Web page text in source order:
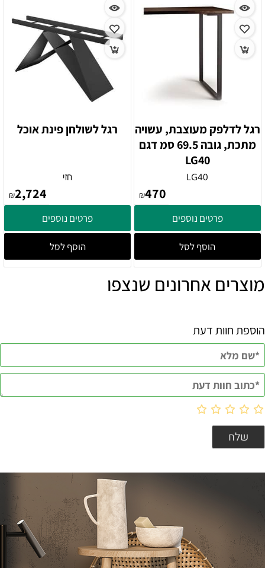
רגל לדלפק מעוצבת, עשויה
מתכת, גובה 69.5 סמ דגם
LG40
LG40
₪470
פרטים נוספים
הוסף לסל
רגל לשולחן פינת אוכל
חזי
₪2,724
פרטים נוספים
הוסף לסל
מוצרים אחרונים שנצפו
הוספת חוות דעת